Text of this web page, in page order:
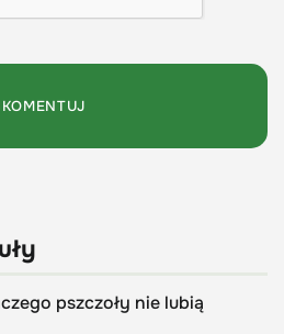
pszczoły nie lubią